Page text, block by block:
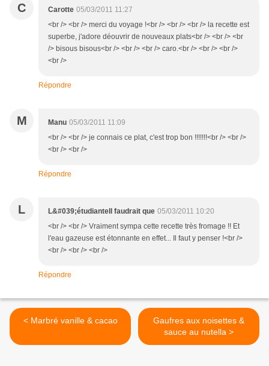
C Carotte 05/03/2011 11:27
<br /> <br /> merci du voyage !<br /> <br /> <br /> la recette est
superbe, j'adore déouvrir de nouveaux plats<br /> <br /> <br
/> bisous bisous<br /> <br /> <br /> caro.<br /> <br /> <br />
<br />
Répondre
M Manu 05/03/2011 11:09
<br /> <br /> je connais ce plat, c'est trop bon !!!!!!!<br /> <br />
<br /> <br />
Répondre
L L&#039;étudianteIl faudrait que 05/03/2011 10:20
<br /> <br /> Vraiment sympa cette recette très fromage !! Et
l'eau gazeuse est étonnante en effet... Il faut y penser !<br />
<br /> <br /> <br />
Répondre
< Marbré vanille & cacao
Gaufres aux noisettes &
sauce au nutella >